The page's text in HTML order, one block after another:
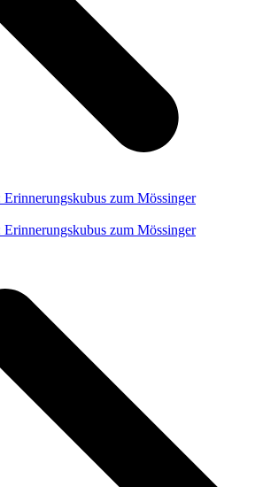
Erinnerungskubus zum Mössinger
Erinnerungskubus zum Mössinger